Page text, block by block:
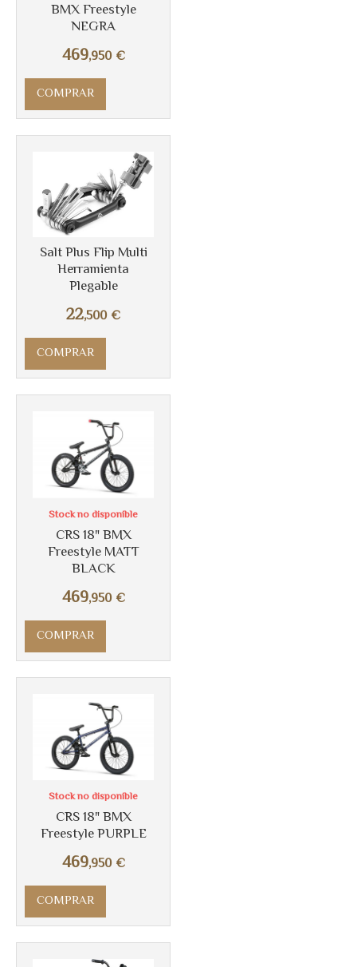
BMX Freestyle
NEGRA
469,950 €
COMPRAR
Salt Plus Flip Multi
Herramienta
Plegable
22,500 €
COMPRAR
CRS 18" BMX
Freestyle MATT
BLACK
469,950 €
Stock no disponible
COMPRAR
CRS 18" BMX
Freestyle PURPLE
469,950 €
Stock no disponible
COMPRAR
Más info
Más info